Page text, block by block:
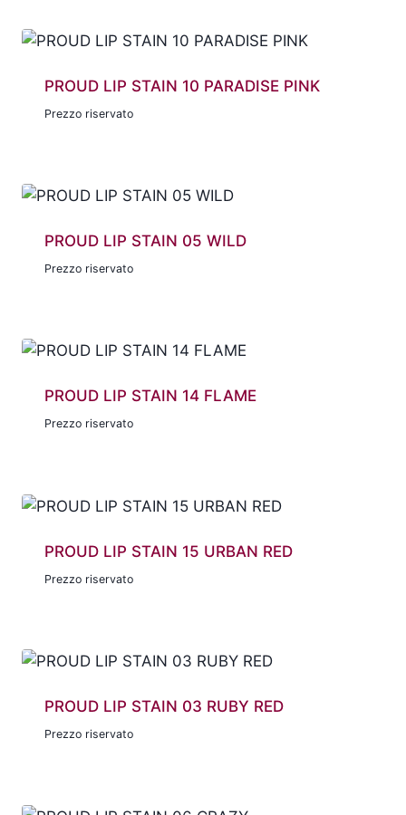
PROUD LIP STAIN 10 PARADISE PINK
Prezzo riservato
PROUD LIP STAIN 05 WILD
Prezzo riservato
PROUD LIP STAIN 14 FLAME
Prezzo riservato
PROUD LIP STAIN 15 URBAN RED
Prezzo riservato
PROUD LIP STAIN 03 RUBY RED
Prezzo riservato